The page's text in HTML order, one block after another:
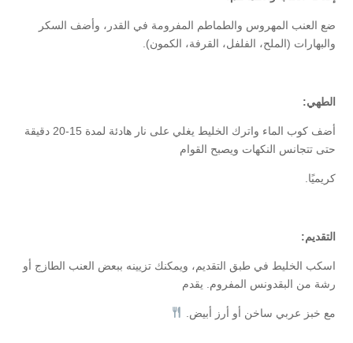
ضع العنب المهروس والطماطم المفرومة في القدر، وأضف السكر
والبهارات (الملح، الفلفل، القرفة، الكمون).
الطهي:
أضف كوب الماء واترك الخليط يغلي على نار هادئة لمدة 15-20 دقيقة
حتى تتجانس النكهات ويصبح القوام
كريميًا.
التقديم:
اسكب الخليط في طبق التقديم، ويمكنك تزيينه ببعض العنب الطازج أو
رشة من البقدونس المفروم. يقدم
مع خبز عربي ساخن أو أرز أبيض.